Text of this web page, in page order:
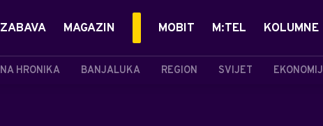
HRONIKA BANJALUKA REGION SVIJET
ZABAVA MAGAZIN MOBIT M:TEL KOLUMNE